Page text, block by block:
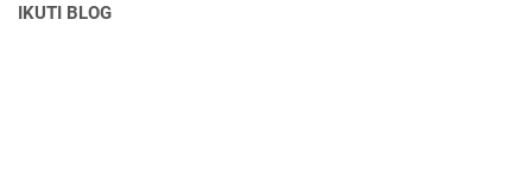
IKUTI BLOG